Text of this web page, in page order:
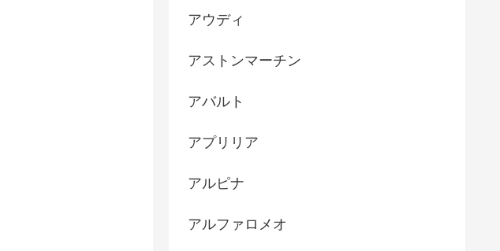
アウディ
アストンマーチン
アバルト
アプリリア
アルピナ
アルファロメオ